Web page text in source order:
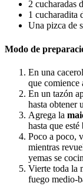
2 cucharadas
1 cucharadita
Una pizca de
Modo de
En una
que comience
En un tazón
hasta obtener
Agrega la
hasta que
Poco a poco,
mientras
yemas se
Vierte toda la
fuego medio-